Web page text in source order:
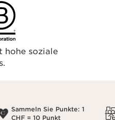
hohe soziale
Sammeln Sie Punkte: 1
CHF = 10 Punkt